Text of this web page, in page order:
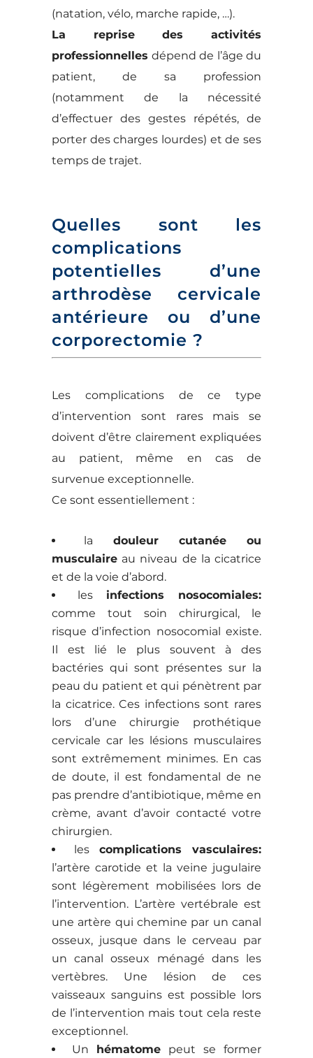
(natation, vélo, marche rapide, …).
La reprise des activités
professionnelles dépend de l’âge du
patient, de sa profession
(notamment de la nécessité
d’effectuer des gestes répétés, de
porter des charges lourdes) et de ses
temps de trajet.
Quelles sont les
complications
potentielles d’une
arthrodèse cervicale
antérieure ou d’une
corporectomie ?
Les complications de ce type
d’intervention sont rares mais se
doivent d’être clairement expliquées
au patient, même en cas de
survenue exceptionnelle.
Ce sont essentiellement :
la douleur cutanée ou
musculaire au niveau de la cicatrice
et de la voie d’abord.
les infections nosocomiales:
comme tout soin chirurgical, le
risque d’infection nosocomial existe.
Il est lié le plus souvent à des
bactéries qui sont présentes sur la
peau du patient et qui pénètrent par
la cicatrice. Ces infections sont rares
lors d’une chirurgie prothétique
cervicale car les lésions musculaires
sont extrêmement minimes. En cas
de doute, il est fondamental de ne
pas prendre d’antibiotique, même en
crème, avant d’avoir contacté votre
chirurgien.
les complications vasculaires:
l’artère carotide et la veine jugulaire
sont légèrement mobilisées lors de
l’intervention. L’artère vertébrale est
une artère qui chemine par un canal
osseux, jusque dans le cerveau par
un canal osseux ménagé dans les
vertèbres. Une lésion de ces
vaisseaux sanguins est possible lors
de l’intervention mais tout cela reste
exceptionnel.
Un hématome peut se former